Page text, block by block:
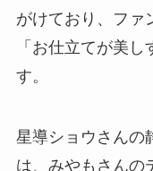
がけており、ファ
「お仕立てが美
す。
星導ショウさんの
は、みやもさんの